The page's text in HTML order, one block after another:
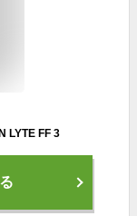
LYTE FF 3